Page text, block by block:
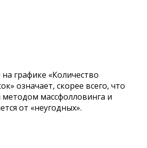
графике «Количество
означает, скорее всего, что
методом массфолловинга и
от «неугодных».